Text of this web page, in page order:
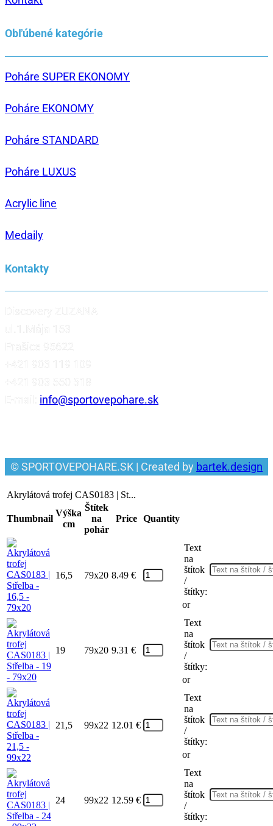
Obľúbené kategórie
Poháre SUPER EKONOMY
Poháre EKONOMY
Poháre STANDARD
Poháre LUXUS
Acrylic line
Medaily
Kontakty
info@sportovepohare.sk
© SPORTOVEPOHARE.SK | Created by bartek.design
Akrylátová trofej CAS0183 | St...
Thumbnail
Výška
cm
Štítek
na
pohár
Price Quantity
16,5 79x20 8.49 €
Text
na
štítok
/
štítky:
or
19 79x20 9.31 €
Text
na
štítok
/
štítky:
or
21,5 99x22 12.01 €
Text
na
štítok
/
štítky:
or
24 99x22 12.59 €
Text
na
štítok
/
štítky: